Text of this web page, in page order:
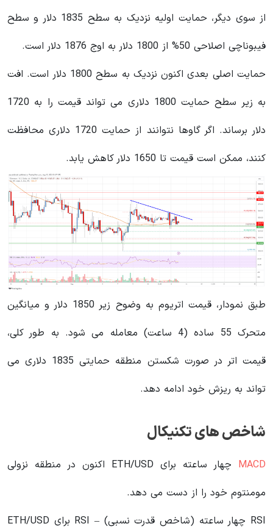
از سوی دیگر، حمایت اولیه نزدیک به سطح 1835 دلار و سطح
فیبوناچی اصلاحی 50% از 1800 دلار به اوج 1876 دلار است.
حمایت اصلی بعدی اکنون نزدیک به سطح 1800 دلار است. افت
به زیر سطح حمایت 1800 دلاری می تواند قیمت را به 1720
دلار برساند. اگر گاوها نتوانند از حمایت 1720 دلاری محافظت
کنند، ممکن است قیمت تا 1650 دلار کاهش یابد.
طبق نمودار، قیمت اتریوم به وضوح زیر 1850 دلار و میانگین
متحرک 55 ساده (4 ساعت) معامله می شود. به طور کلی،
قیمت اتر در صورت شکستن منطقه حمایتی 1835 دلاری می
تواند به ریزش خود ادامه دهد.
شاخص های تکنیکال
MACD
چهار ساعته برای ETH/USD اکنون در منطقه نزولی
مومنتوم خود را از دست می دهد.
RSI چهار ساعته (شاخص قدرت نسبی) – RSI برای ETH/USD